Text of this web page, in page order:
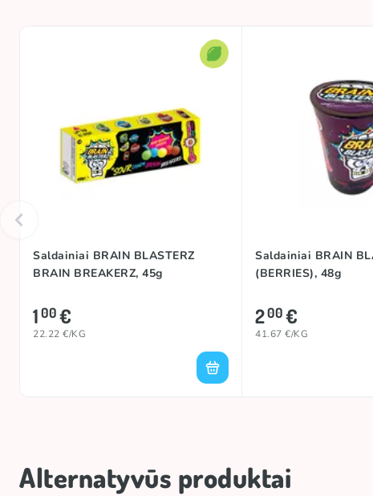
Saldainiai BRAIN BLASTERZ
BRAIN BREAKERZ, 45g
100€
22.22 €/KG
Saldainiai BRAIN
(BERRIES), 48g
200€
41.67 €/KG
Alternatyvūs produktai